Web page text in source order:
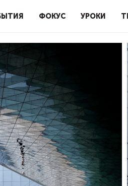
ФОКУС УРОКИ